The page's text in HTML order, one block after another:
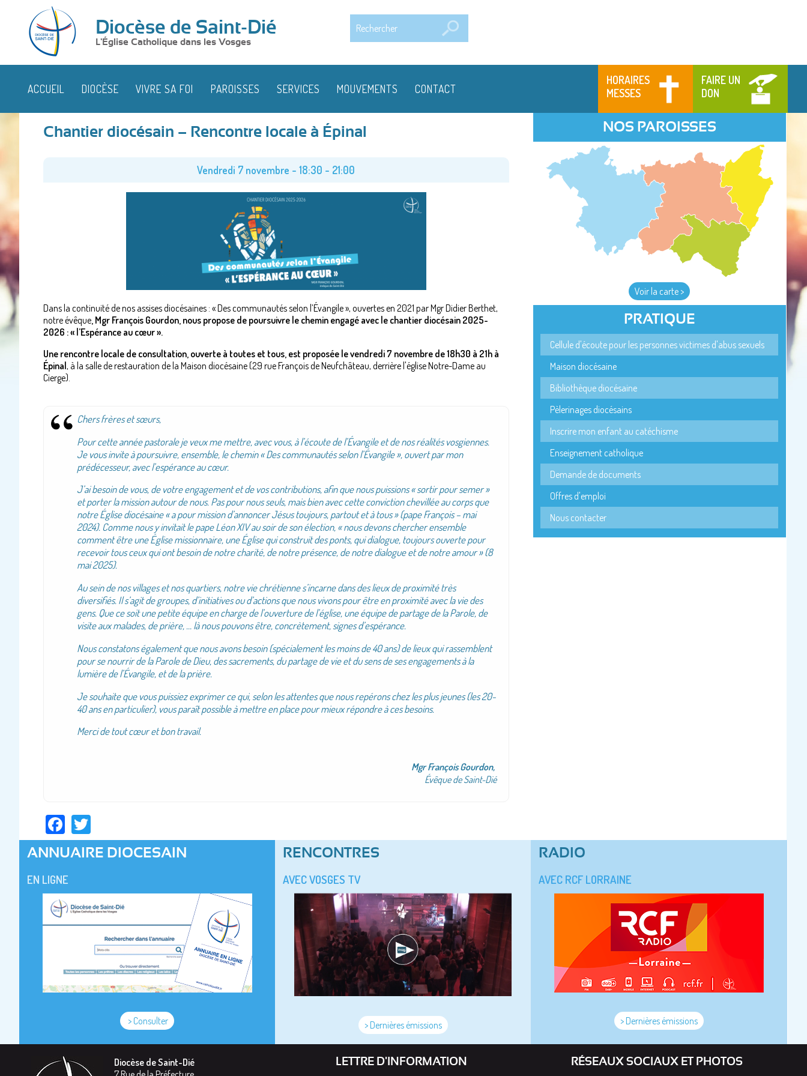
Diocèse de Saint-Dié
L'Église Catholique dans les Vosges
HORAIRES
MESSES
FAIRE UN
DON
ACCUEIL DIOCÈSE VIVRE SA FOI PAROISSES SERVICES MOUVEMENTS CONTACT
Chantier diocésain – Rencontre locale à Épinal
Vendredi 7 novembre -18:30 - 21:00
Dans la continuité de nos assises diocésaines : « Des communautés selon l’Évangile », ouvertes en 2021 par Mgr Didier Berthet,
notre évêque , Mgr François Gourdon, nous propose de poursuivre le chemin engagé avec le chantier diocésain 2025-
2026 : « l’Espérance au cœur ».
Une rencontre locale de consultation, ouverte à toutes et tous, est proposée le vendredi 7 novembre de 18h30 à 21h à
Épinal, à la salle de restauration de la Maison diocésaine (29 rue François de Neufchâteau, derrière l'église Notre-Dame au
Cierge).
Chers frères et sœurs,
Pour cette année pastorale je veux me mettre, avec vous, à l’écoute de l’Évangile et de nos réalités vosgiennes.
Je vous invite à poursuivre, ensemble, le chemin « Des communautés selon l’Évangile », ouvert par mon
prédécesseur, avec l’espérance au cœur.
J’ai besoin de vous, de votre engagement et de vos contributions, afin que nous puissions « sortir pour semer »
et porter la mission autour de nous. Pas pour nous seuls, mais bien avec cette conviction chevillée au corps que
notre Église diocésaine « a pour mission d’annoncer Jésus toujours, partout et à tous » (pape François – mai
2024). Comme nous y invitait le pape Léon XIV au soir de son élection, « nous devons chercher ensemble
comment être une Église missionnaire, une Église qui construit des ponts, qui dialogue, toujours ouverte pour
recevoir tous ceux qui ont besoin de notre charité, de notre présence, de notre dialogue et de notre amour » (8
mai 2025).
Au sein de nos villages et nos quartiers, notre vie chrétienne s’incarne dans des lieux de proximité très
diversifiés. Il s’agit de groupes, d’initiatives ou d’actions que nous vivons pour être en proximité avec la vie des
gens. Que ce soit une petite équipe en charge de l’ouverture de l’église, une équipe de partage de la Parole, de
visite aux malades, de prière, … là nous pouvons être, concrètement, signes d’espérance.
Nous constatons également que nous avons besoin (spécialement les moins de 40 ans) de lieux qui rassemblent
pour se nourrir de la Parole de Dieu, des sacrements, du partage de vie et du sens de ses engagements à la
lumière de l’Évangile, et de la prière.
Je souhaite que vous puissiez exprimer ce qui, selon les attentes que nous repérons chez les plus jeunes (les 20-
40 ans en particulier), vous paraît possible à mettre en place pour mieux répondre à ces besoins.
Merci de tout cœur et bon travail.
Mgr François Gourdon,
Évêque de Saint-Dié
Facebook
NOS PAROISSES
Voir la carte >
PRATIQUE
Cellule d'écoute pour les personnes victimes d'abus sexuels
Maison diocésaine
Bibliothèque diocésaine
Pèlerinages diocésains
Inscrire mon enfant au catéchisme
Enseignement catholique
Demande de documents
Offres d'emploi
Nous contacter
ANNUAIRE DIOCESAIN
EN LIGNE
> Consulter
RENCONTRES
AVEC VOSGES TV
> Dernières émissions
RADIO
AVEC RCF LORRAINE
> Dernières émissions
Diocèse de Saint-Dié
LETTRE D'INFORMATION RÉSEAUX SOCIAUX ET PHOTOS